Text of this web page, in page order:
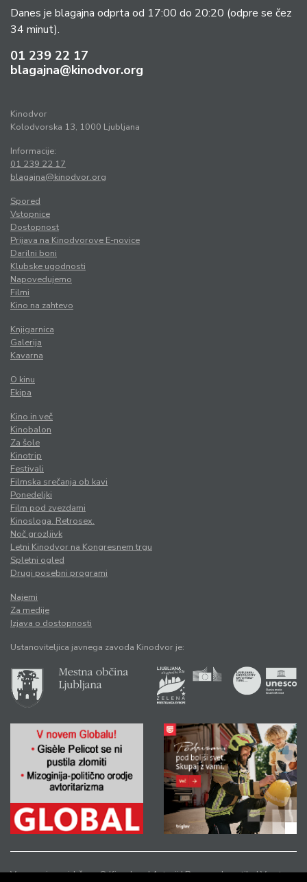
Danes je blagajna odprta od 17:00 do 20:20 (odpre se čez
34 minut).
01 239 22 17
blagajna@kinodvor.org
Kinodvor
Kolodvorska 13, 1000 Ljubljana
Informacije:
01 239 22 17
blagajna@kinodvor.org
Spored
Vstopnice
Dostopnost
Prijava na Kinodvorove E-novice
Darilni boni
Klubske ugodnosti
Napovedujemo
Filmi
Kino na zahtevo
Knjigarnica
Galerija
Kavarna
O kinu
Ekipa
Kino in več
Kinobalon
Za šole
Kinotrip
Festivali
Filmska srečanja ob kavi
Ponedeljki
Film pod zvezdami
Kinosloga. Retrosex.
Noč grozljivk
Letni Kinodvor na Kongresnem trgu
Spletni ogled
Drugi posebni programi
Najemi
Za medije
Izjava o dostopnosti
Ustanoviteljica javnega zavoda Kinodvor je:
Vse pravice pridržane © Kinodvor |Avtorji|Pravno obvestilo|Varstvo